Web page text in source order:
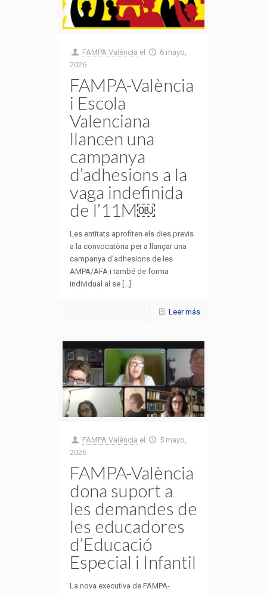
FAMPA València el
6 mayo,
2026
FAMPA-València
i Escola
Valenciana
llancen una
campanya
d’adhesions a la
vaga indefinida
de l’11M￼
Les entitats aprofiten els dies previs
a la convocatòria per a llançar una
campanya d’adhesions de les
AMPA/AFA i també de forma
individual al se [...]
Leer más
FAMPA València el
5 mayo,
2026
FAMPA-València
dona suport a
les demandes de
les educadores
d’Educació
Especial i Infantil
La nova executiva de FAMPA-